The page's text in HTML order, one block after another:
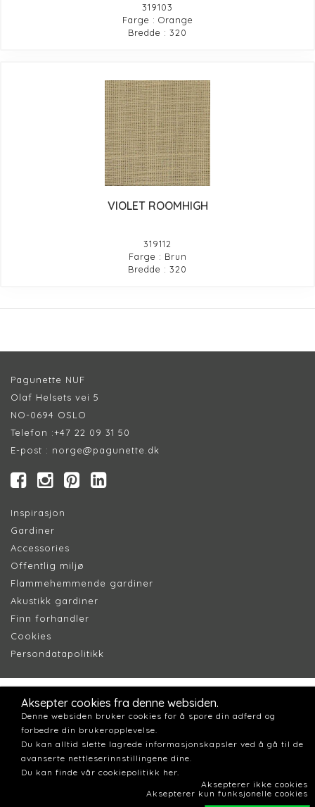
319103
Farge : Orange
Bredde : 320
VIOLET ROOMHIGH
319112
Farge : Brun
Bredde : 320
Pagunette NUF
Olaf Helsets vei 5
NO-0694 OSLO
Telefon :+47 22 09 31 50
E-post : norge@pagunette.dk
Inspirasjon
Gardiner
Accessories
Offentlig miljø
Flammehemmende gardiner
Akustikk gardiner
Finn forhandler
Cookies
Persondatapolitikk
Aksepter cookies fra denne websiden.
Denne websiden bruker cookies for å spore din adferd og
forbedre din brukeropplevelse.
Du kan alltid slette lagrede informasjonskapsler ved å gå til de
avanserte nettleserinnstillingene dine.
Du kan finde vår cookiepolitikk her.
Aksepterer ikke cookies
Aksepterer kun funksjonelle cookies